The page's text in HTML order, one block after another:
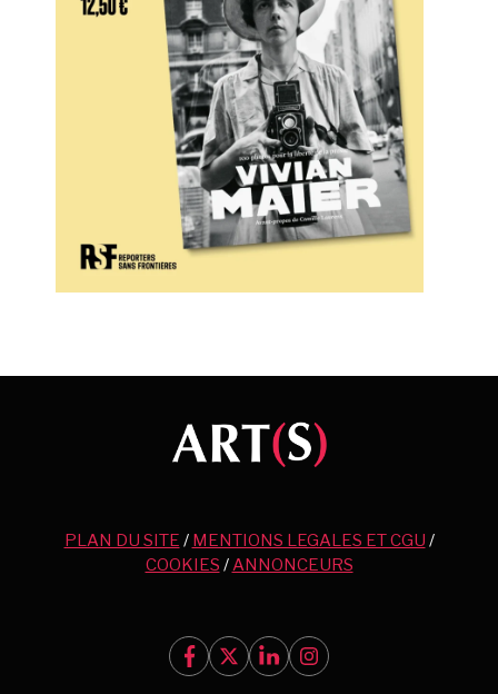
PLAN DU SITE / MENTIONS LEGALES ET CGU /
COOKIES /ANNONCEURS